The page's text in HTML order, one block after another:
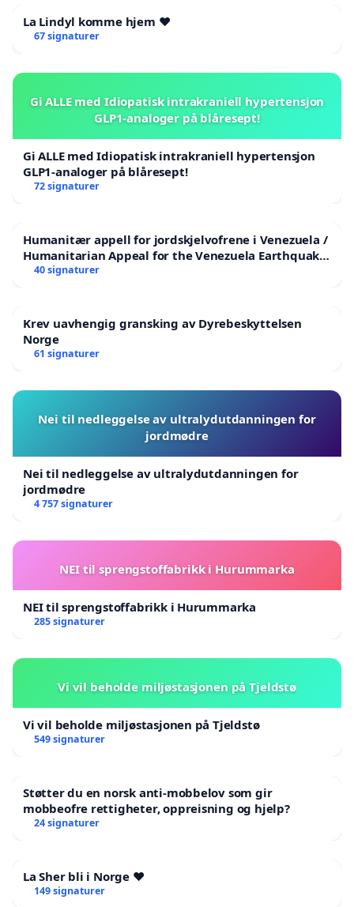
La Lindyl komme hjem ❤️
67 signaturer
Gi ALLE med Idiopatisk intrakraniell hypertensjon
GLP1-analoger på blåresept!
Gi ALLE med Idiopatisk intrakraniell hypertensjon
GLP1-analoger på blåresept!
72 signaturer
Humanitær appell for jordskjelvofrene i Venezuela /
Humanitarian Appeal for the Venezuela Earthquake
Victims
40 signaturer
Krev uavhengig gransking av Dyrebeskyttelsen
Norge
61 signaturer
Nei til nedleggelse av ultralydutdanningen for
jordmødre
Nei til nedleggelse av ultralydutdanningen for
jordmødre
4 757 signaturer
NEI til sprengstoffabrikk i Hurummarka
NEI til sprengstoffabrikk i Hurummarka
285 signaturer
Vi vil beholde miljøstasjonen på Tjeldstø
Vi vil beholde miljøstasjonen på Tjeldstø
549 signaturer
Støtter du en norsk anti-mobbelov som gir
mobbeofre rettigheter, oppreisning og hjelp?
24 signaturer
La Sher bli i Norge ❤️
149 signaturer